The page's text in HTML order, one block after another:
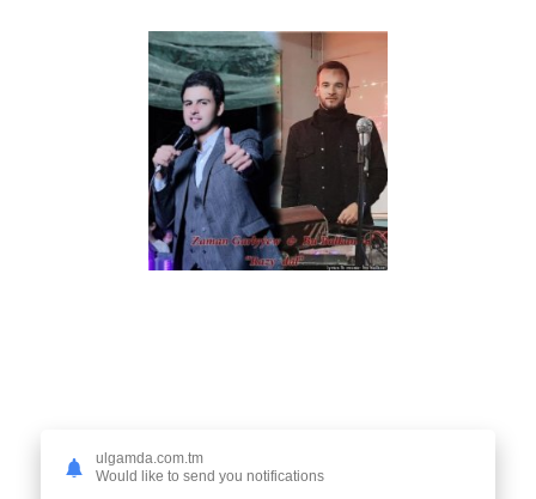
ulgamda.com.tm
Would like to send you notifications